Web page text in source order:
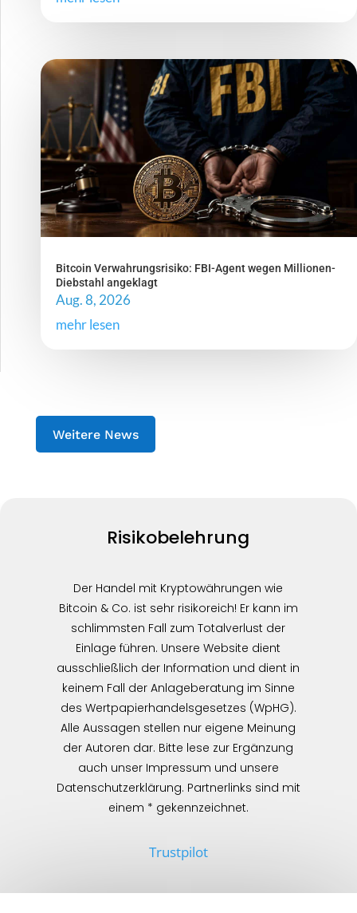
Bitcoin Verwahrungsrisiko: FBI-Agent wegen Millionen-
Diebstahl angeklagt
Aug. 8, 2026
mehr lesen
Weitere News
Risikobelehrung
Der Handel mit Kryptowährungen wie
Bitcoin & Co. ist sehr risikoreich! Er kann im
schlimmsten Fall zum Totalverlust der
Einlage führen. Unsere Website dient
ausschließlich der Information und dient in
keinem Fall der Anlageberatung im Sinne
des Wertpapierhandelsgesetzes (WpHG).
Alle Aussagen stellen nur eigene Meinung
der Autoren dar. Bitte lese zur Ergänzung
auch unser Impressum und unsere
Datenschutzerklärung. Partnerlinks sind mit
einem * gekennzeichnet.
Trustpilot